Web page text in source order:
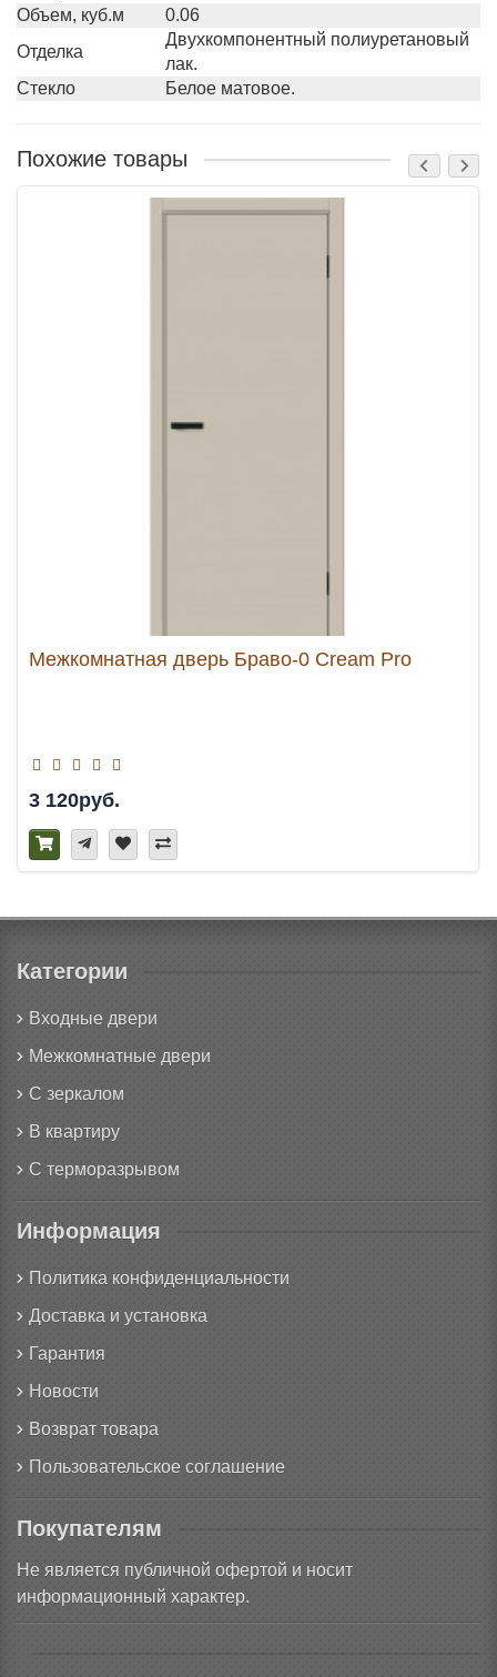
Объем, куб.м
0.06
Отделка
Двухкомпонентный полиуретановый
лак.
Стекло
Белое матовое.
Похожие товары
Межкомнатная дверь Браво-0 Cream Pro
3 120руб.
Категории
Входные двери
Межкомнатные двери
С зеркалом
В квартиру
С терморазрывом
Информация
Политика конфиденциальности
Доставка и установка
Гарантия
Новости
Возврат товара
Пользовательское соглашение
Покупателям
Не является публичной офертой и носит
информационный характер.